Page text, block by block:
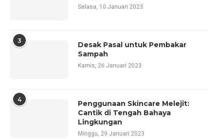
Selasa, 10 Januari 2023
3
Desak Pasal untuk Pembakar
Sampah
Kamis, 26 Januari 2023
4
Penggunaan Skincare Melejit:
Cantik di Tengah Bahaya
Lingkungan
Minggu, 29 Januari 2023